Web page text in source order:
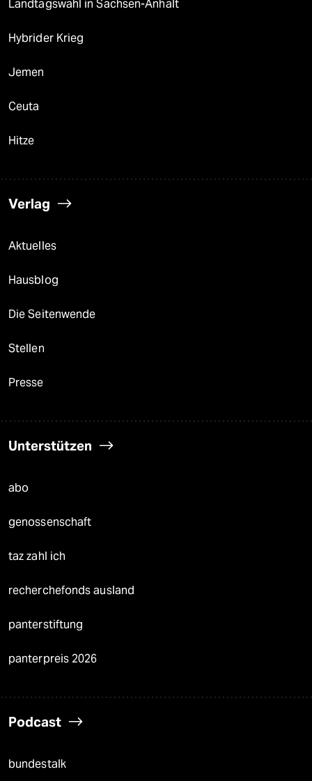
Landtagswahl in Sachsen-Anhalt
Hybrider Krieg
Jemen
Ceuta
Hitze
Verlag
Aktuelles
Hausblog
Die Seitenwende
Stellen
Presse
Unterstützen
abo
genossenschaft
taz zahl ich
recherchefonds ausland
panterstiftung
panterpreis 2026
Podcast
bundestalk